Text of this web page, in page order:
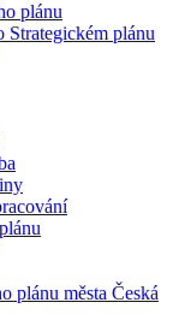
plánu
Strategickém plánu
plánu města Česká